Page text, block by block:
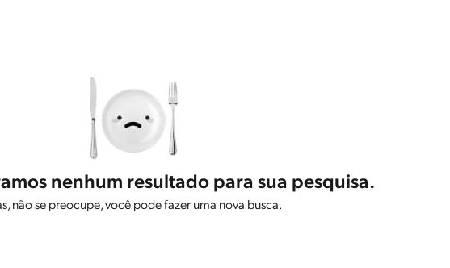
nenhum resultado para sua pesquisa.
não se preocupe, você pode fazer uma nova busca.